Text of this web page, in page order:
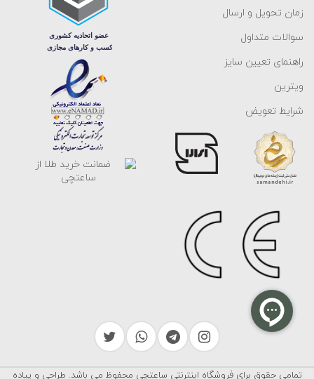
زمان تحویل و ارسال
سوالات متداول
راهنمای تعیین سایز
ویترین
شرایط تعویض
تمامی حقوق برای فروشگاه اینترنتی ساعتچی محفوظ می باشد. طراحی و پیاده